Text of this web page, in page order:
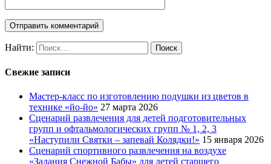
Найти:
Свежие записи
Мастер-класс по изготовлению подушки из цветов в
технике «йо-йо» 27 марта 2026
Сценарий развлечения для детей подготовительных
групп и офтальмологических групп № 1, 2, 3
«Наступили Святки – запевай Колядки!» 15 января 2026
Сценарий спортивного развлечения на воздухе
«Задания Снежной Бабы» для детей старшего